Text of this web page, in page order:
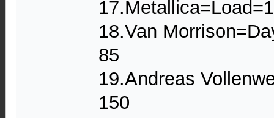
18.Van
85
19.Andreas
150